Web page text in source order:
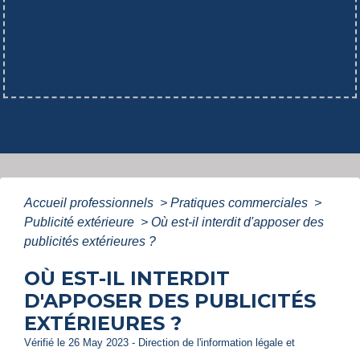
Accueil professionnels > Pratiques commerciales >
Publicité extérieure > Où est-il interdit d'apposer des
publicités extérieures ?
OÙ EST-IL INTERDIT
D'APPOSER DES PUBLICITÉS
EXTÉRIEURES ?
Vérifié le 26 May 2023 - Direction de l'information légale et